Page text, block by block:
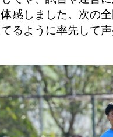
感しました。次の
るように率先して